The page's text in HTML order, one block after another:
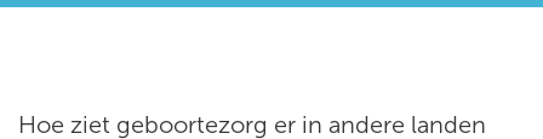
Hoe ziet geboortezorg er in andere landen